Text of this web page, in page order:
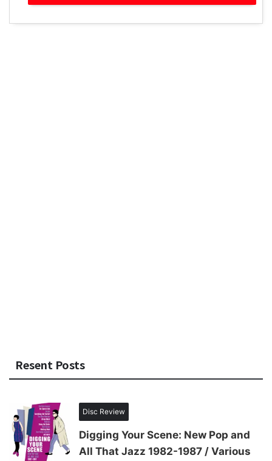
Resent Posts
Disc Review
Digging Your Scene: New Pop and
All That Jazz 1982-1987 / Various